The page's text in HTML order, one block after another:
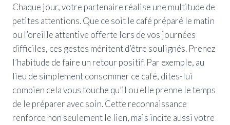
Chaque jour, votre partenaire réalise une multitude de
petites attentions. Que ce soit le café préparé le matin
ou l’oreille attentive offerte lors de vos journées
difficiles, ces gestes méritent d’être soulignés. Prenez
l’habitude de faire un retour positif. Par exemple, au
lieu de simplement consommer ce café, dites-lui
combien cela vous touche qu’il ou elle prenne le temps
de le préparer avec soin. Cette reconnaissance
renforce non seulement le lien, mais incite aussi votre